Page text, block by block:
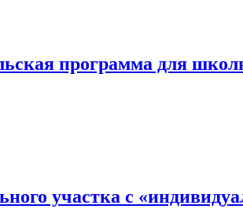
программа для
участка с